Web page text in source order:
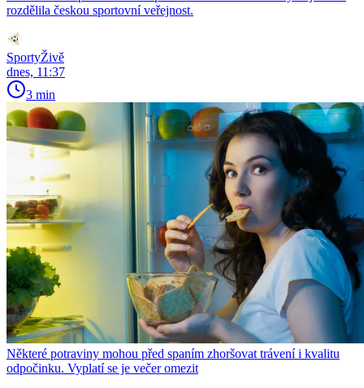
rozdělila českou sportovní veřejnost.
SportyŽivě
dnes, 11:37
3 min
Některé potraviny mohou před spaním zhoršovat trávení i kvalitu
odpočinku. Vyplatí se je večer omezit